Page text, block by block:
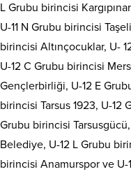
L Grubu birincisi
U-11 N Grubu birincisi
birincisi Altınçocuklar, U-
U-12 C Grubu birincisi
Gençlerbirliği, U-12 E
birincisi Tarsus 1923, U-12
Grubu birincisi
Belediye, U-12 L Grubu
birincisi Anamurspor ve